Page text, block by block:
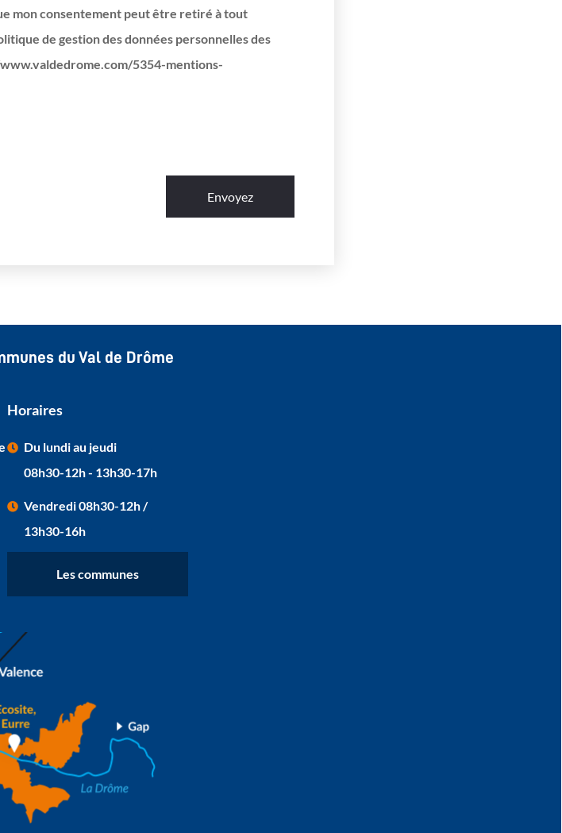
mon consentement peut être retiré à tout
de gestion des données personnelles des
5354-mentions-
du Val de Drôme
Horaires
Du lundi au jeudi
08h30-12h - 13h30-17h
Vendredi 08h30-12h /
13h30-16h
Les communes